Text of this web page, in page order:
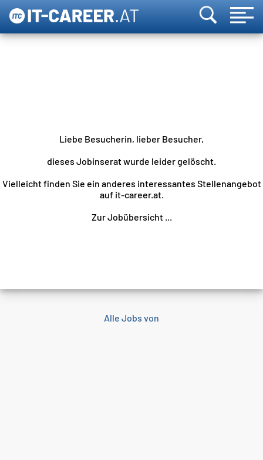
Liebe Besucherin, lieber Besucher,
dieses Jobinserat wurde leider gelöscht.
Vielleicht finden Sie ein anderes interessantes Stellenangebot
auf it-career.at.
Zur Jobübersicht ...
Alle Jobs von